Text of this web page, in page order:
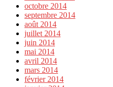
octobre 2014
septembre 2014
août 2014
juillet 2014
juin 2014
mai 2014
avril 2014
mars 2014
février 2014